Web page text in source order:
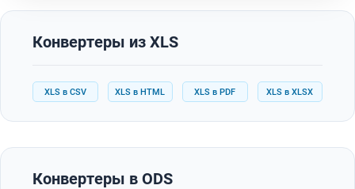
Конвертеры из XLS
XLS в CSV XLS в HTML XLS в PDF XLS в XLSX
Конвертеры в ODS